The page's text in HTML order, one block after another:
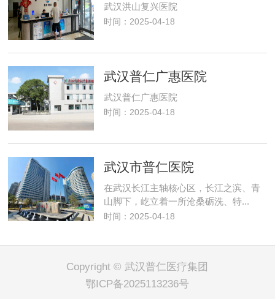
武汉洪山复兴医院
时间：2025-04-18
武汉普仁广惠医院
武汉普仁广惠医院
时间：2025-04-18
武汉市普仁医院
在武汉长江主轴核心区，长江之滨、青
山脚下，屹立着一所沧桑砺洗、特...
时间：2025-04-18
Copyright © 武汉普仁医疗集团
鄂ICP备2025113236号